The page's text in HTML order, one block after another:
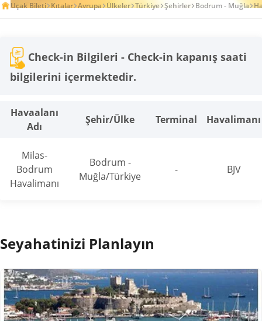
Uçak Bileti Kıtalar Avrupa Ülkeler Türkiye Şehirler Bodrum - Muğla
Check-in Bilgileri - Check-in kapanış saati
bilgilerini içermektedir.
Havaalanı
Adı
Şehir/Ülke Terminal Havalimanı
Milas-
Bodrum
Havalimanı
Bodrum -
Muğla/Türkiye
- BJV
Seyahatinizi Planlayın